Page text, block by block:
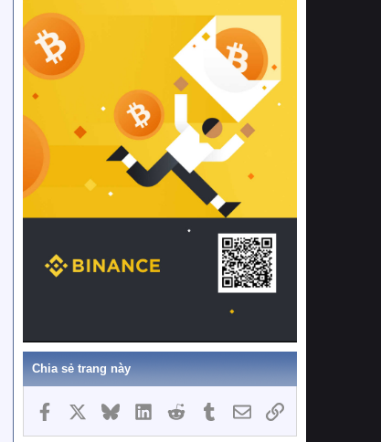
Chia sẻ trang này
Facebook BlueskyLinkedInReddit TumblrEmailLink